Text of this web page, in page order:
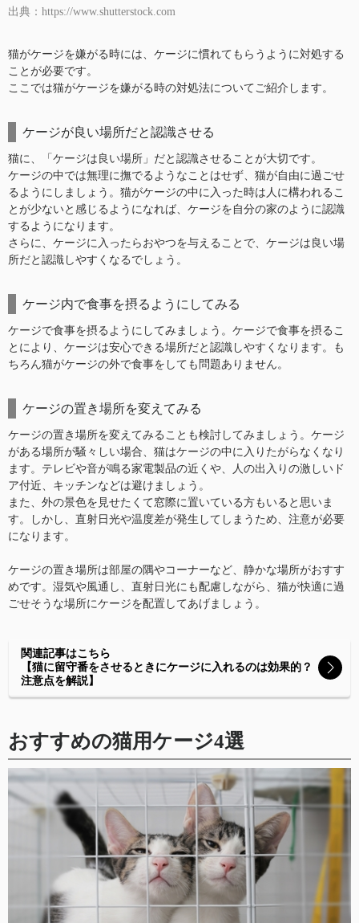
出典：https://www.shutterstock.com
猫がケージを嫌がる時には、ケージに慣れてもらうように対処する
ことが必要です。
ここでは猫がケージを嫌がる時の対処法についてご紹介します。
ケージが良い場所だと認識させる
猫に、「ケージは良い場所」だと認識させることが大切です。
ケージの中では無理に撫でるようなことはせず、猫が自由に過ごせ
るようにしましょう。猫がケージの中に入った時は人に構われるこ
とが少ないと感じるようになれば、ケージを自分の家のように認識
するようになります。
さらに、ケージに入ったらおやつを与えることで、ケージは良い場
所だと認識しやすくなるでしょう。
ケージ内で食事を摂るようにしてみる
ケージで食事を摂るようにしてみましょう。ケージで食事を摂るこ
とにより、ケージは安心できる場所だと認識しやすくなります。も
ちろん猫がケージの外で食事をしても問題ありません。
ケージの置き場所を変えてみる
ケージの置き場所を変えてみることも検討してみましょう。ケージ
がある場所が騒々しい場合、猫はケージの中に入りたがらなくなり
ます。テレビや音が鳴る家電製品の近くや、人の出入りの激しいド
ア付近、キッチンなどは避けましょう。
また、外の景色を見せたくて窓際に置いている方もいると思いま
す。しかし、直射日光や温度差が発生してしまうため、注意が必要
になります。
ケージの置き場所は部屋の隅やコーナーなど、静かな場所がおすす
めです。湿気や風通し、直射日光にも配慮しながら、猫が快適に過
ごせそうな場所にケージを配置してあげましょう。
関連記事はこちら
【猫に留守番をさせるときにケージに入れるのは効果的？
注意点を解説】
おすすめの猫用ケージ4選